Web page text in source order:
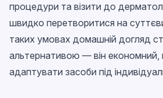
процедури та візити до
швидко перетворитися на
таких умовах домашній догляд
альтернативою — він економний,
адаптувати засоби під